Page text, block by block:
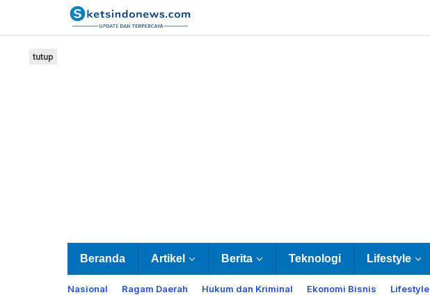
Beranda Artikel Berita Teknologi Lifestyle
Nasional Ragam Daerah Hukum dan Kriminal Ekonomi Bisnis Lifestyle
tutup